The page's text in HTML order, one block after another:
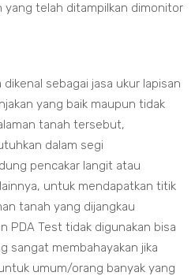
yang telah ditampilkan dimonitor
dikenal sebagai jasa ukur lapisan
yang baik maupun tidak
tanah tersebut,
dalam segi
pencakar langit atau
untuk mendapatkan titik
tanah yang dijangkau
PDA Test tidak digunakan bisa
sangat membahayakan jika
umum/orang banyak yang